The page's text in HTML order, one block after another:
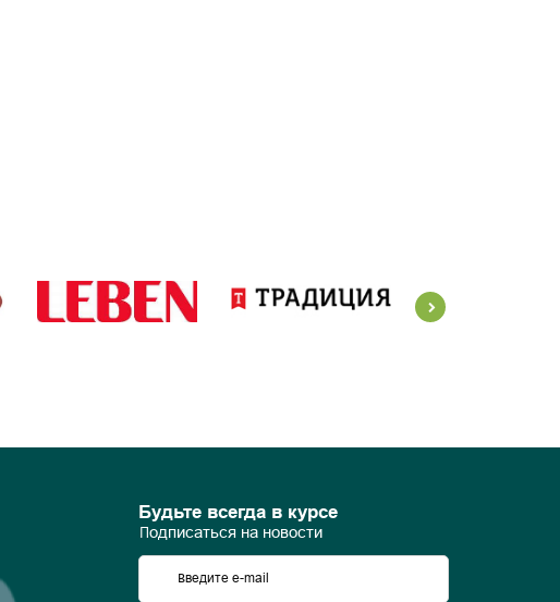
Будьте всегда в курсе
Подписаться на новости